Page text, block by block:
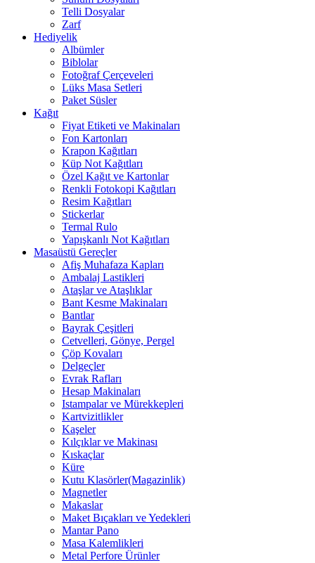
Telli Dosyalar
Zarf
Hediyelik
Albümler
Biblolar
Fotoğraf Çerçeveleri
Lüks Masa Setleri
Paket Süsler
Kağıt
Fiyat Etiketi ve Makinaları
Fon Kartonları
Krapon Kağıtları
Küp Not Kağıtları
Özel Kağıt ve Kartonlar
Renkli Fotokopi Kağıtları
Resim Kağıtları
Stickerlar
Termal Rulo
Yapışkanlı Not Kağıtları
Masaüstü Gereçler
Afiş Muhafaza Kapları
Ambalaj Lastikleri
Ataşlar ve Ataşlıklar
Bant Kesme Makinaları
Bantlar
Bayrak Çeşitleri
Cetvelleri, Gönye, Pergel
Çöp Kovaları
Delgeçler
Evrak Rafları
Hesap Makinaları
Istampalar ve Mürekkepleri
Kartvizitlikler
Kaşeler
Kılçıklar ve Makinası
Kıskaçlar
Küre
Kutu Klasörler(Magazinlik)
Magnetler
Makaslar
Maket Bıçakları ve Yedekleri
Mantar Pano
Masa Kalemlikleri
Metal Perfore Ürünler